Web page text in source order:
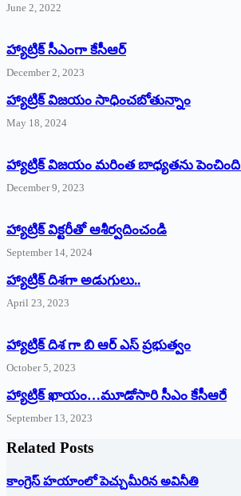
June 2, 2022
హ్యాట్రిక్‌ ‌సీఎంగా కేసీఆర్‌
December 2, 2023
హ్యాట్రిక్‌ విజయం సాధించబోతున్నాం
May 18, 2024
హ్యాట్రిక్ విజయం మరింత బాధ్యతను పెంచింది
December 9, 2023
హ్యాట్రిక్‌ ‌విక్టరీతో ఆశీర్వదించండి
September 14, 2024
‌హ్యాట్రిక్‌ ‌దిశగా అడుగులు..
April 23, 2023
హ్యాట్రిక్ దిశ గా బి ఆర్ ఎస్ ప్రభుత్వం
October 5, 2023
హ్యాట్రిక్‌ ‌ఖాయం…మూడోసారి సీఎం కేసీఆరే
September 13, 2023
Related Posts
కాంగ్రెస్ హయాంలో పెచ్చుమీరిన అవినీతి